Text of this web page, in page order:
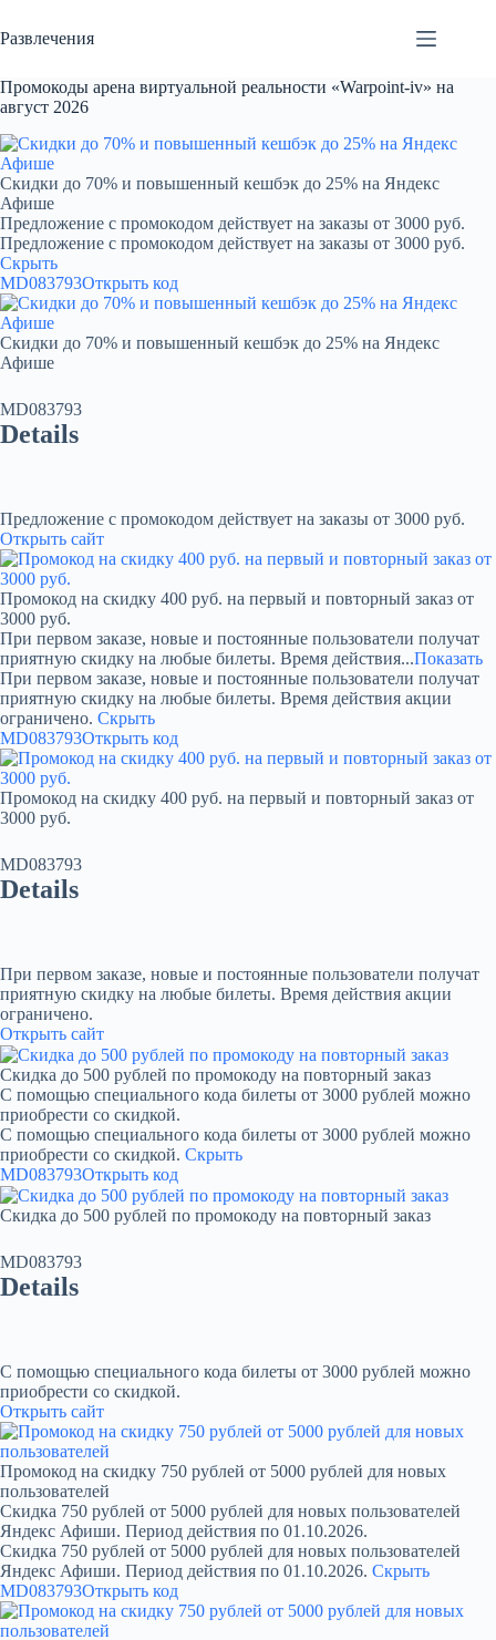
к
сути
Развлечения
Промокоды арена виртуальной реальности «Warpoint-iv» на
август 2026
Скидки до 70% и повышенный кешбэк до 25% на Яндекс
Афише
Предложение с промокодом действует на заказы от 3000 руб.
Предложение с промокодом действует на заказы от 3000 руб.
Скрыть
MD083793Открыть код
Скидки до 70% и повышенный кешбэк до 25% на Яндекс
Афише
MD083793
Details
Предложение с промокодом действует на заказы от 3000 руб.
Открыть сайт
Промокод на скидку 400 руб. на первый и повторный заказ от
3000 руб.
При первом заказе, новые и постоянные пользователи получат
приятную скидку на любые билеты. Время действия...Показать
При первом заказе, новые и постоянные пользователи получат
приятную скидку на любые билеты. Время действия акции
ограничено. Скрыть
MD083793Открыть код
Промокод на скидку 400 руб. на первый и повторный заказ от
3000 руб.
MD083793
Details
При первом заказе, новые и постоянные пользователи получат
приятную скидку на любые билеты. Время действия акции
ограничено.
Открыть сайт
Скидка до 500 рублей по промокоду на повторный заказ
С помощью специального кода билеты от 3000 рублей можно
приобрести со скидкой.
С помощью специального кода билеты от 3000 рублей можно
приобрести со скидкой. Скрыть
MD083793Открыть код
Скидка до 500 рублей по промокоду на повторный заказ
MD083793
Details
С помощью специального кода билеты от 3000 рублей можно
приобрести со скидкой.
Открыть сайт
Промокод на скидку 750 рублей от 5000 рублей для новых
пользователей
Скидка 750 рублей от 5000 рублей для новых пользователей
Яндекс Афиши. Период действия по 01.10.2026.
Скидка 750 рублей от 5000 рублей для новых пользователей
Яндекс Афиши. Период действия по 01.10.2026. Скрыть
MD083793Открыть код